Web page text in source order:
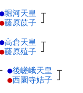
●堀河天皇 ┬
●藤原苡子 ┘
●高倉天皇 ┬
●藤原殖子 ┘
●後嵯峨天皇 ┬
●西園寺姞子 ┘